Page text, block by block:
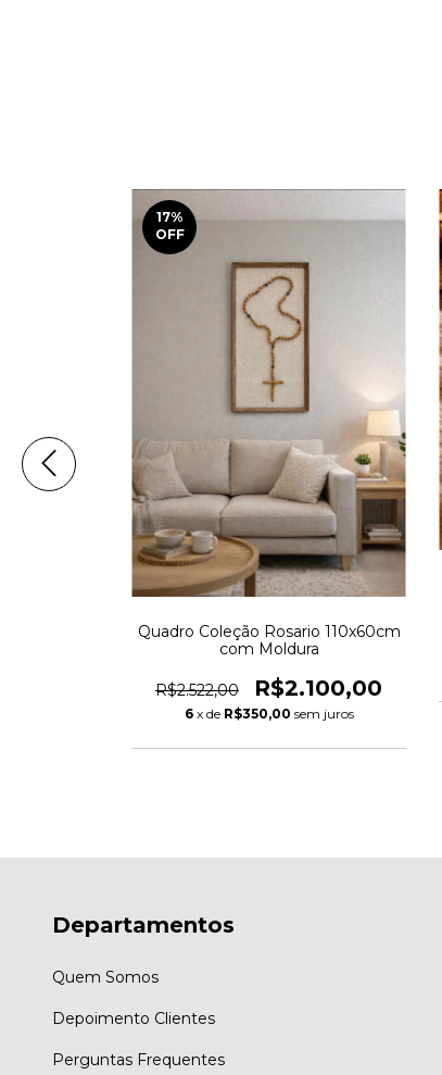
17%
OFF
Quadro Coleção Rosario 110x60cm
com Moldura
R$2.522,00 R$2.100,00
6 x de R$350,00 sem juros
Departamentos
Quem Somos
Depoimento Clientes
Perguntas Frequentes